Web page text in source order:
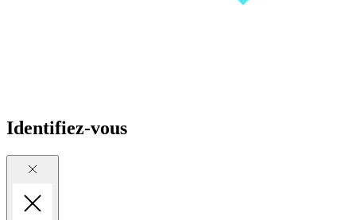
Identifiez-vous